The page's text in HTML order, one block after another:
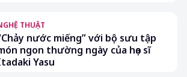
THUẬT
nước miếng” với bộ sưu tập
ngon thường ngày của họa sĩ
Yasu